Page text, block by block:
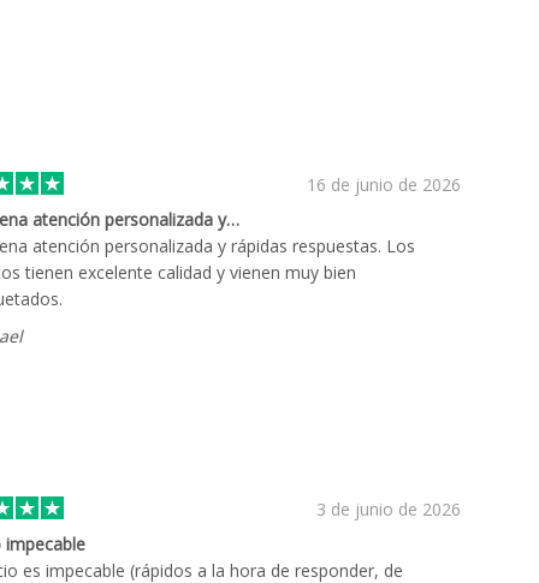
16 de junio de 2026
atención personalizada y…
atención personalizada y rápidas respuestas. Los
tienen excelente calidad y vienen muy bien
3 de junio de 2026
impecable
es impecable (rápidos a la hora de responder, de